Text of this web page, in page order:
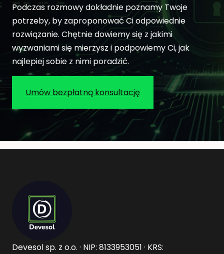
Podczas rozmowy dokładnie poznamy Twoje
potrzeby, by zaproponować Ci odpowiednie
rozwiązanie. Chętnie dowiemy się z jakimi
wyzwaniami się mierzysz i podpowiemy Ci, jak
najlepiej sobie z nimi poradzić.
Umów bezpłatną konsultację
Devesol sp. z o.o. · NIP: 8133953051 · KRS: